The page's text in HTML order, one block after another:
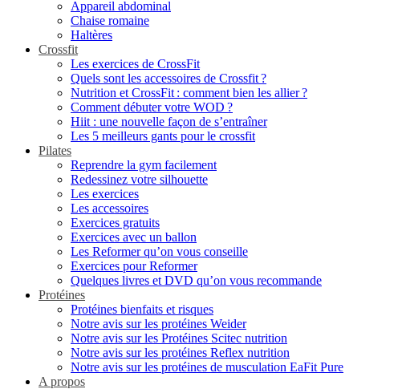
Appareil abdominal
Chaise romaine
Haltères
Crossfit
Les exercices de CrossFit
Quels sont les accessoires de Crossfit ?
Nutrition et CrossFit : comment bien les allier ?
Comment débuter votre WOD ?
Hiit : une nouvelle façon de s’entraîner
Les 5 meilleurs gants pour le crossfit
Pilates
Reprendre la gym facilement
Redessinez votre silhouette
Les exercices
Les accessoires
Exercices gratuits
Exercices avec un ballon
Les Reformer qu’on vous conseille
Exercices pour Reformer
Quelques livres et DVD qu’on vous recommande
Protéines
Protéines bienfaits et risques
Notre avis sur les protéines Weider
Notre avis sur les Protéines Scitec nutrition
Notre avis sur les protéines Reflex nutrition
Notre avis sur les protéines de musculation EaFit Pure
A propos